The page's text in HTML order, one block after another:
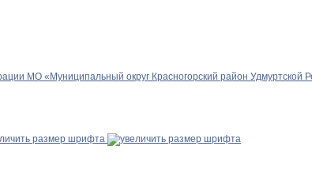
МО «Муниципальный округ Красногорский район Удмуртской
размер шрифта